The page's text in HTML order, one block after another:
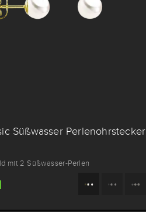
Süßwasser Perlenohrstecker
mit 2 Süßwasser-Perlen